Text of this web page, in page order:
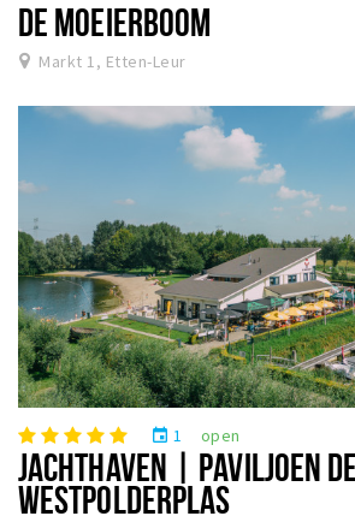
DE MOEIERBOOM
Markt 1, Etten-Leur
event 1 open
JACHTHAVEN | PAVILJOEN
WESTPOLDERPLAS